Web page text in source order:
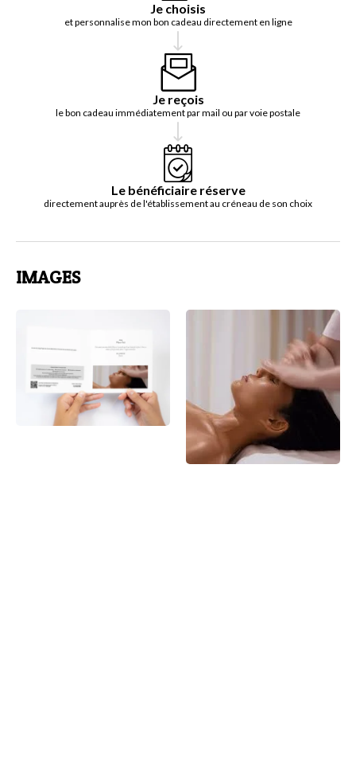
Je choisis
et personnalise mon bon cadeau directement en ligne
Je reçois
le bon cadeau immédiatement par mail ou par voie postale
Le bénéficiaire réserve
directement auprès de l'établissement au créneau de son choix
IMAGES